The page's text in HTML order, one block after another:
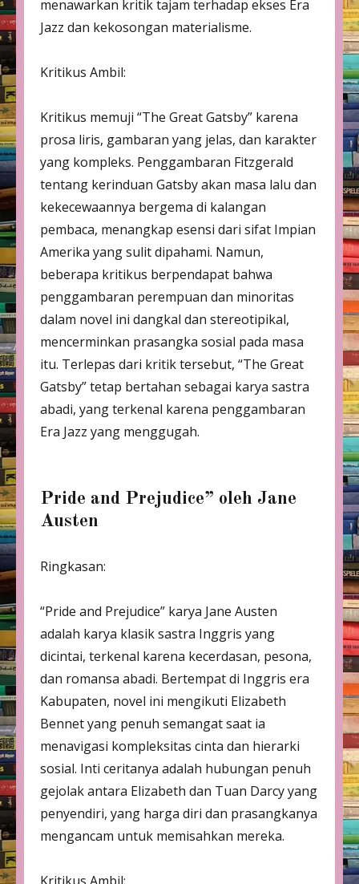
menawarkan kritik tajam terhadap ekses Era
Jazz dan kekosongan materialisme.
Kritikus Ambil:
Kritikus memuji “The Great Gatsby” karena
prosa liris, gambaran yang jelas, dan karakter
yang kompleks. Penggambaran Fitzgerald
tentang kerinduan Gatsby akan masa lalu dan
kekecewaannya bergema di kalangan
pembaca, menangkap esensi dari sifat Impian
Amerika yang sulit dipahami. Namun,
beberapa kritikus berpendapat bahwa
penggambaran perempuan dan minoritas
dalam novel ini dangkal dan stereotipikal,
mencerminkan prasangka sosial pada masa
itu. Terlepas dari kritik tersebut, “The Great
Gatsby” tetap bertahan sebagai karya sastra
abadi, yang terkenal karena penggambaran
Era Jazz yang menggugah.
Pride and Prejudice” oleh Jane
Austen
Ringkasan:
“Pride and Prejudice” karya Jane Austen
adalah karya klasik sastra Inggris yang
dicintai, terkenal karena kecerdasan, pesona,
dan romansa abadi. Bertempat di Inggris era
Kabupaten, novel ini mengikuti Elizabeth
Bennet yang penuh semangat saat ia
menavigasi kompleksitas cinta dan hierarki
sosial. Inti ceritanya adalah hubungan penuh
gejolak antara Elizabeth dan Tuan Darcy yang
penyendiri, yang harga diri dan prasangkanya
mengancam untuk memisahkan mereka.